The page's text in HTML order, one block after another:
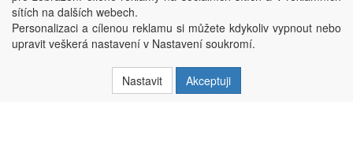
Penepex s.r.o., Za Špicí 1798, 686 03 Staré Město; IČO: 03220923; DIČ:
CZ03220923; zápis do obchodního rejstříku dne 22. 7. 2014, krajský soud v
Brně oddíl C, vložka 84002
sítích na dalších webech.
Personalizaci a cílenou reklamu si můžete kdykoliv vypnout nebo
upravit veškerá nastavení v Nastavení soukromí.
Nastavit Akceptuji